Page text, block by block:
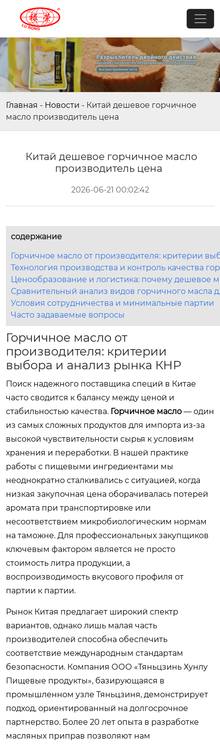
Главная - Новости - Китай дешевое горчичное
масло производитель цена
Китай дешевое горчичное масло
производитель цена
2026-06-21 00:02:42
содержание
Горчичное масло от производителя: критерии
Технология производства и контроль качества
Ценообразование и логистика: почему дешевое
Сравнительный анализ видов горчичного масла
Условия сотрудничества и минимальные партии
Часто задаваемые вопросы
Горчичное масло от
производителя: критерии
выбора и анализ рынка КНР
Поиск надежного поставщика специй в Китае
часто сводится к балансу между ценой и
стабильностью качества. Горчичное масло — один
из самых сложных продуктов для импорта из-за
высокой чувствительности сырья к условиям
хранения и переработки. В нашей практике
работы с пищевыми ингредиентами мы
неоднократно сталкивались с ситуацией, когда
низкая закупочная цена оборачивалась потерей
аромата при транспортировке или
несоответствием микробиологическим нормам
на таможне. Для профессиональных закупщиков
ключевым фактором является не просто
стоимость литра продукции, а
воспроизводимость вкусового профиля от
партии к партии.
Рынок Китая предлагает широкий спектр
вариантов, однако лишь малая часть
производителей способна обеспечить
соответствие международным стандартам
безопасности. Компания ООО «Тяньцзинь Хунлу
Пищевые продукты», базирующаяся в
промышленном узле Тяньцзиня, демонстрирует
подход, ориентированный на долгосрочное
партнерство. Более 20 лет опыта в разработке
масляных приправ позволяют нам